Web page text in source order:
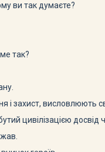
ви так думаєте?
так?
і захист, висловлюють
цивілізацією досвід